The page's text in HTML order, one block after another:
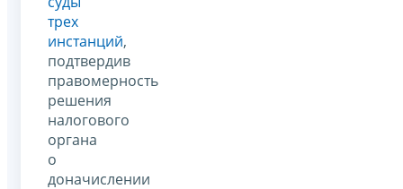
трех
инстанций,
подтвердив
правомерность
решения
налогового
органа
о
доначислении